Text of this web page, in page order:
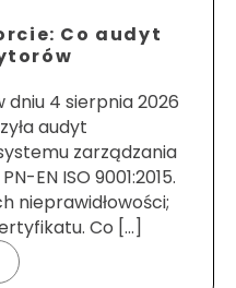
Co audyt
dniu 4 sierpnia 2026
audyt
zarządzania
EN ISO 9001:2015.
nieprawidłowości;
Co […]